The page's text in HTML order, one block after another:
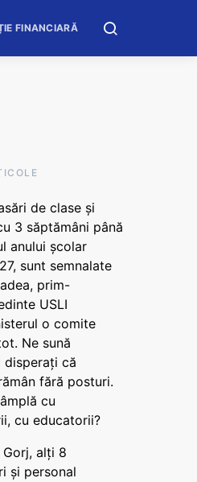
FINANCIARĂ
de clase și
3 săptămâni până
anului școlar
sunt semnalate
prim-
USLI
o comite
Ne sună
că
fără posturi.
cu
cu educatorii?
Gorj, alți 8
și personal